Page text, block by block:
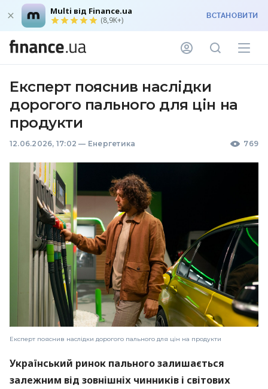
Multi від Finance.ua
(8,9K+) ВСТАНОВИТИ
Експерт пояснив наслідки
дорогого пального для цін на
продукти
12.06.2026, 17:02 — Енергетика 769
Експерт пояснив наслідки дорогого пального для цін на продукти
Український ринок пального залишається
залежним від зовнішніх чинників і світових